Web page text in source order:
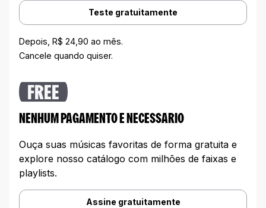
Teste gratuitamente
Depois, R$ 24,90 ao mês.
Cancele quando quiser.
FREE
NENHUM PAGAMENTO E NECESSARIO
Ouça suas músicas favoritas de forma gratuita e
explore nosso catálogo com milhões de faixas e
playlists.
Assine gratuitamente